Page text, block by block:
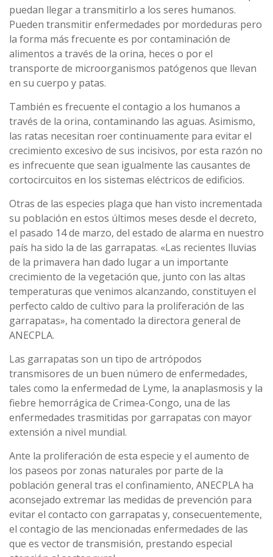
puedan llegar a transmitirlo a los seres humanos.
Pueden transmitir enfermedades por mordeduras pero
la forma más frecuente es por contaminación de
alimentos a través de la orina, heces o por el
transporte de microorganismos patógenos que llevan
en su cuerpo y patas.
También es frecuente el contagio a los humanos a
través de la orina, contaminando las aguas. Asimismo,
las ratas necesitan roer continuamente para evitar el
crecimiento excesivo de sus incisivos, por esta razón no
es infrecuente que sean igualmente las causantes de
cortocircuitos en los sistemas eléctricos de edificios.
Otras de las especies plaga que han visto incrementada
su población en estos últimos meses desde el decreto,
el pasado 14 de marzo, del estado de alarma en nuestro
país ha sido la de las garrapatas. «Las recientes lluvias
de la primavera han dado lugar a un importante
crecimiento de la vegetación que, junto con las altas
temperaturas que venimos alcanzando, constituyen el
perfecto caldo de cultivo para la proliferación de las
garrapatas», ha comentado la directora general de
ANECPLA.
Las garrapatas son un tipo de artrópodos
transmisores de un buen número de enfermedades,
tales como la enfermedad de Lyme, la anaplasmosis y la
fiebre hemorrágica de Crimea-Congo, una de las
enfermedades trasmitidas por garrapatas con mayor
extensión a nivel mundial.
Ante la proliferación de esta especie y el aumento de
los paseos por zonas naturales por parte de la
población general tras el confinamiento, ANECPLA ha
aconsejado extremar las medidas de prevención para
evitar el contacto con garrapatas y, consecuentemente,
el contagio de las mencionadas enfermedades de las
que es vector de transmisión, prestando especial